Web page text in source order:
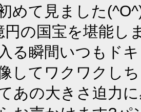
めて見ました
円の国宝を堪能し
る瞬間いつもド
してワクワクし
あの大きさ迫力